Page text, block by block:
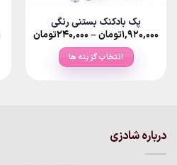
پک بادکنک بستنی رنگی
۱,۹۲۰,۰۰۰تومان–۲۴۰,۰۰۰تومانPrice
انتخاب گزینه ها
درباره شادزی